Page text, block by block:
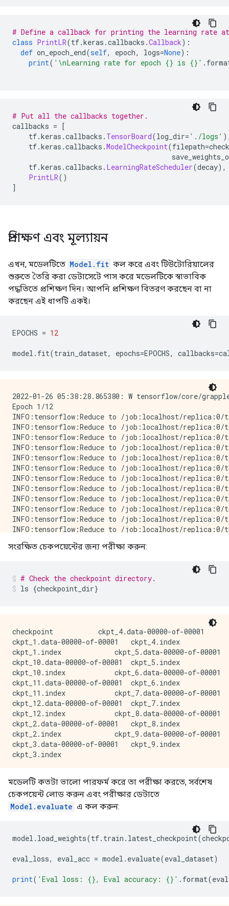
# Define a callback for printing the learning rate at
class PrintLR(tf.keras .callbacks .Callback):
def on_epoch_end(self, epoch, logs=None):
print( '\nLearning rate for epoch {} is {}' .
# Put all the callbacks together.
callbacks = [
tf.keras .callbacks . TensorBoard(log_dir= './logs'
tf.keras .callbacks .ModelCheckpoint(filepath=
tf.keras .callbacks . LearningRateScheduler(decay),
PrintLR()
]
প্রশিক্ষণ এবং মূল্যায়ন
এখন, মডেলটিতে Model.fit কল করে এবং টিউটোরিয়ালের
শুরুতে তৈরি করা ডেটাসেটে পাস করে মডেলটিকে স্বাভাবিক
পদ্ধতিতে প্রশিক্ষণ দিন। আপনি প্রশিক্ষণ বিতরণ করছেন বা না
করছেন এই ধাপটি একই।
EPOCHS = 12
model . fit(train_dataset, epochs=EPOCHS, callbacks=
2022-01-26 05:38:28.865380: W tensorflow/core/
Epoch 1/12
INFO:tensorflow:Reduce to /job:localhost/
INFO:tensorflow:Reduce to /job:localhost/
INFO:tensorflow:Reduce to /job:localhost/
INFO:tensorflow:Reduce to /job:localhost/
INFO:tensorflow:Reduce to /job:localhost/
INFO:tensorflow:Reduce to /job:localhost/
INFO:tensorflow:Reduce to /job:localhost/
INFO:tensorflow:Reduce to /job:localhost/
INFO:tensorflow:Reduce to /job:localhost/
INFO:tensorflow:Reduce to /job:localhost/
INFO:tensorflow:Reduce to /job:localhost/
INFO:tensorflow:Reduce to /job:localhost/
933/938 [============================>.] - ETA:
Learning rate for epoch 1 is 0.0010000000474974513
930/938 [============================>.] - ETA:
Learning rate for epoch 2 is 0.0010000000474974513
931/938 [============================>.] - ETA:
Learning rate for epoch 3 is 0.0010000000474974513
938/938 [==============================] - 3s
Epoch 4/12
923/938 [============================>.] - ETA:
Learning rate for epoch 4 is 9.999999747378752e-05
938/938 [==============================] - 3s
Epoch 5/12
929/938 [============================>.] - ETA:
Learning rate for epoch 5 is 9.999999747378752e-05
938/938 [==============================] - 3s
Epoch 6/12
930/938 [============================>.] - ETA:
Learning rate for epoch 6 is 9.999999747378752e-05
Epoch 7/12
927/938 [============================>.] - ETA:
Learning rate for epoch 7 is 9.999999747378752e-05
938/938 [==============================] - 3s
938/938 [==============================] -
Learning rate for epoch 8 is 9.999999747378752e-06
Epoch 9/12
Learning rate for epoch 9 is 9.999999747378752e-06
সংরক্ষিত চেকপয়েন্টের জন্য পরীক্ষা করুন:
# Check the checkpoint directory.
ls {checkpoint_dir}
checkpoint           ckpt_4.data-00000-of-00001
ckpt_1.data-00000-of-00001   ckpt_4.index
ckpt_1.index             ckpt_5.data-00000-of-00001
ckpt_10.data-00000-of-00001  ckpt_5.index
ckpt_10.index            ckpt_6.data-00000-of-00001
ckpt_11.data-00000-of-00001  ckpt_6.index
ckpt_11.index            ckpt_7.data-00000-of-00001
ckpt_12.data-00000-of-00001  ckpt_7.index
ckpt_12.index            ckpt_8.data-00000-of-00001
ckpt_2.data-00000-of-00001   ckpt_8.index
ckpt_2.index             ckpt_9.data-00000-of-00001
ckpt_3.data-00000-of-00001   ckpt_9.index
মডেলটি কতটা ভালো পারফর্ম করে তা পরীক্ষা করতে, সর্বশেষ
চেকপয়েন্ট লোড করুন এবং পরীক্ষার ডেটাতে
Model.evaluate এ কল করুন:
model . load_weights(tf. train . latest_checkpoint(
eval_loss, eval_acc = model . evaluate(eval_dataset)
print( 'Eval loss: {}, Eval accuracy: {}' . format(